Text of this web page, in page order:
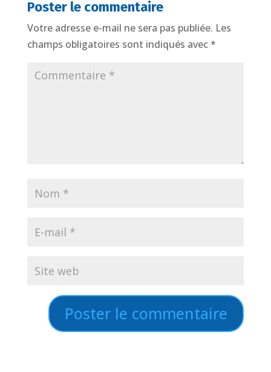
Poster le commentaire
Votre adresse e-mail ne sera pas publiée. Les
champs obligatoires sont indiqués avec*